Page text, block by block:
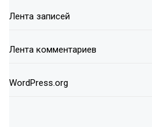
Лента записей
Лента комментариев
WordPress.org